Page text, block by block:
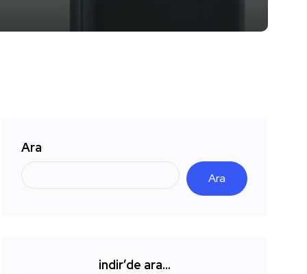
Ara
Ara
indir’de ara…